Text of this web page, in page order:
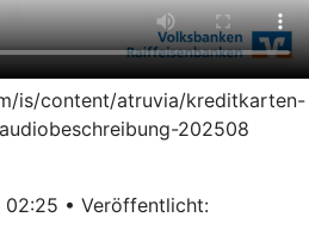
is/content/atruvia/kreditkarten-
202508
02:25 • Veröffentlicht: